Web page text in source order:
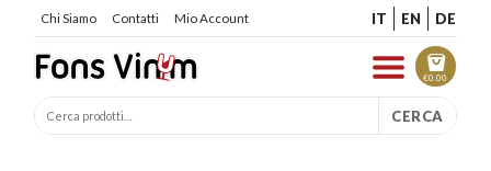
Chi Siamo Contatti Mio Account IT EN DE
€0.00
CERCA